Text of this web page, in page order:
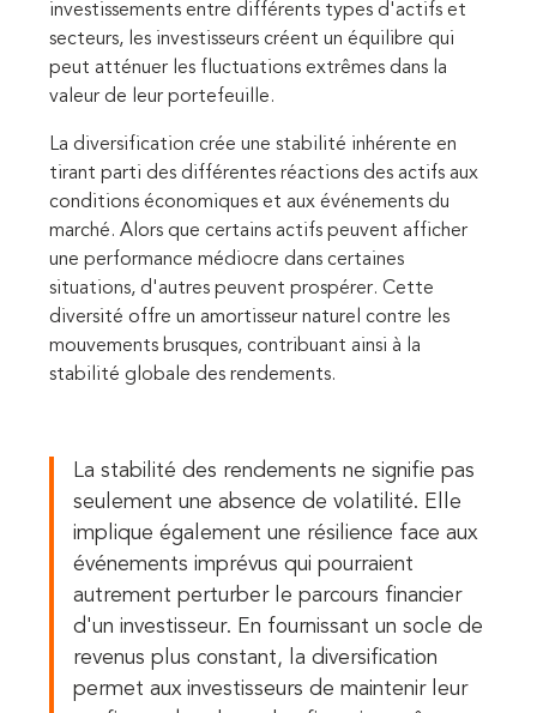
investissements entre différents types d'actifs et
secteurs, les investisseurs créent un équilibre qui
peut atténuer les fluctuations extrêmes dans la
valeur de leur portefeuille.
La diversification crée une stabilité inhérente en
tirant parti des différentes réactions des actifs aux
conditions économiques et aux événements du
marché. Alors que certains actifs peuvent afficher
une performance médiocre dans certaines
situations, d'autres peuvent prospérer. Cette
diversité offre un amortisseur naturel contre les
mouvements brusques, contribuant ainsi à la
stabilité globale des rendements.
La stabilité des rendements ne signifie pas
seulement une absence de volatilité. Elle
implique également une résilience face aux
événements imprévus qui pourraient
autrement perturber le parcours financier
d'un investisseur. En fournissant un socle de
revenus plus constant, la diversification
permet aux investisseurs de maintenir leur